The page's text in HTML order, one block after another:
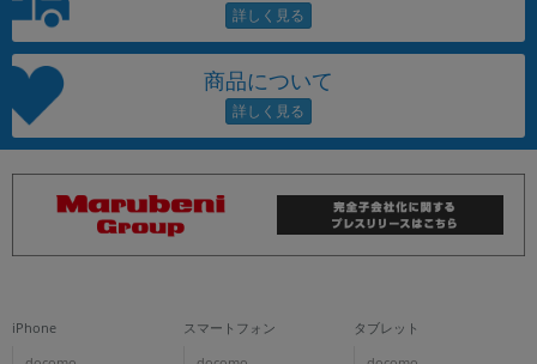
商品について
iPhone スマートフォン タブレット